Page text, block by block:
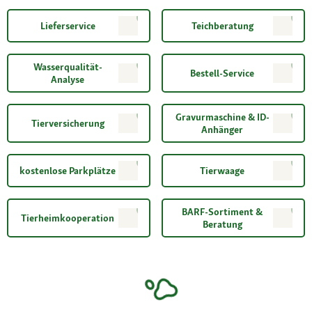
Lieferservice Teichberatung
Wasserqualität-
Analyse
Bestell-Service
Tierversicherung
Gravurmaschine & ID-
Anhänger
kostenlose Parkplätze Tierwaage
Tierheimkooperation
BARF-Sortiment &
Beratung